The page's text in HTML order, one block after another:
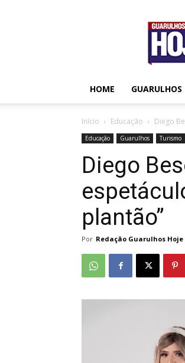
HOME GUARULHOS
Início Educação Diego
Educação Guarulhos Turismo
Diego
plantão”
Por Redação Guarulhos Hoje